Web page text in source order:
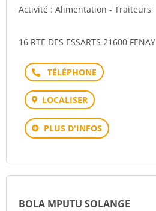
Activité : Alimentation - Traiteurs
16 RTE DES ESSARTS 21600 FENAY
Téléphone
LOCALISER
PLUS D'INFOS
BOLA MPUTU SOLANGE